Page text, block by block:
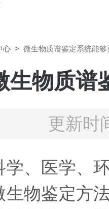
心 > 微生物质谱鉴定系统能
生物质谱
更新时
医学、环
生物鉴定方